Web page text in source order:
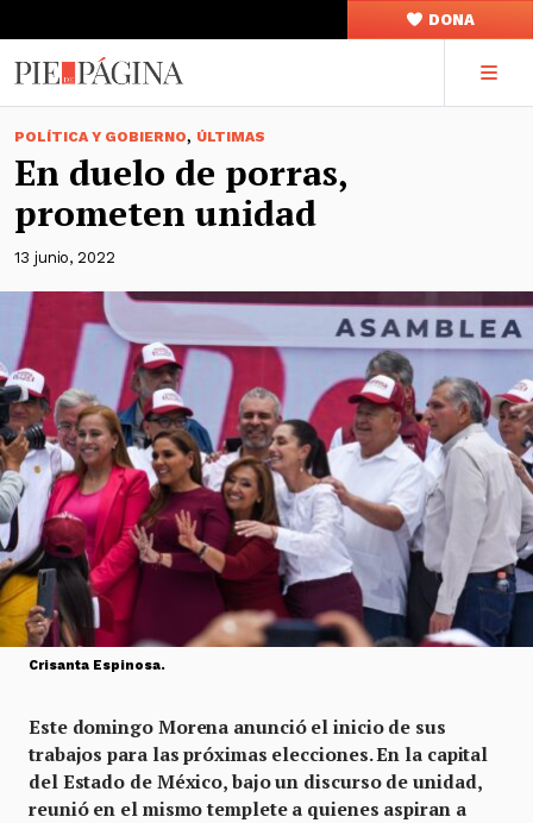
DONA
POLÍTICA Y GOBIERNO, ÚLTIMAS
En duelo de porras,
prometen unidad
13 junio, 2022
Crisanta Espinosa.
Este domingo Morena anunció el inicio de sus
trabajos para las próximas elecciones. En la capital
del Estado de México, bajo un discurso de unidad,
reunió en el mismo templete a quienes aspiran a